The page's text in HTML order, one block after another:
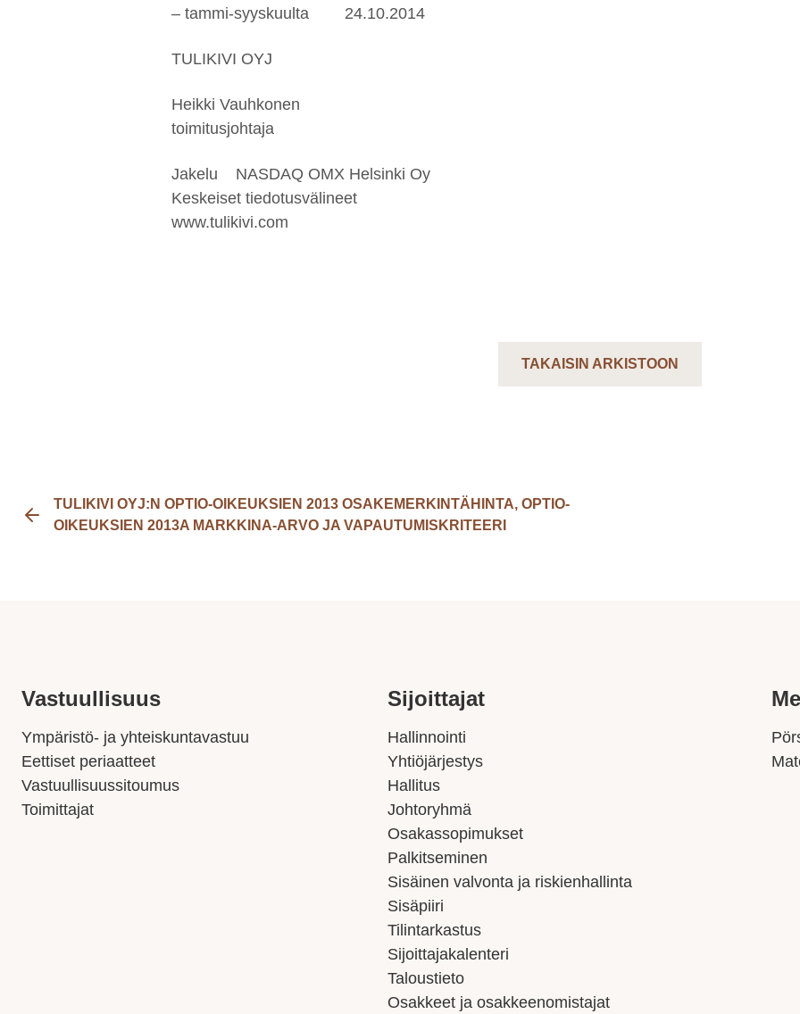
– tammi-syyskuulta 24.10.2014
TULIKIVI OYJ
Heikki Vauhkonen
toimitusjohtaja
Jakelu NASDAQ OMX Helsinki Oy
Keskeiset tiedotusvälineet
www.tulikivi.com
TAKAISIN ARKISTOON
TULIKIVI OYJ:N OPTIO-OIKEUKSIEN 2013 OSAKEMERKINTÄHINTA, OPTIO-
OIKEUKSIEN 2013A MARKKINA-ARVO JA VAPAUTUMISKRITEERI
Vastuullisuus
Ympäristö- ja yhteiskuntavastuu
Eettiset periaatteet
Vastuullisuussitoumus
Toimittajat
Sijoittajat
Hallinnointi
Yhtiöjärjestys
Hallitus
Johtoryhmä
Osakassopimukset
Palkitseminen
Sisäinen valvonta ja riskienhallinta
Sisäpiiri
Tilintarkastus
Sijoittajakalenteri
Taloustieto
Osakkeet ja osakkeenomistajat